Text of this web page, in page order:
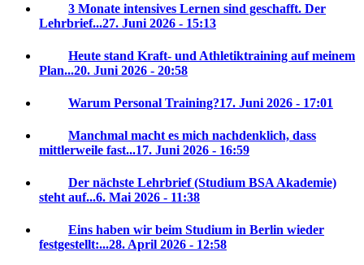
3 Monate intensives Lernen sind geschafft. Der
Lehrbrief...27. Juni 2026 - 15:13
Heute stand Kraft- und Athletiktraining auf meinem
Plan...20. Juni 2026 - 20:58
Warum Personal Training?17. Juni 2026 - 17:01
Manchmal macht es mich nachdenklich, dass
mittlerweile fast...17. Juni 2026 - 16:59
Der nächste Lehrbrief (Studium BSA Akademie)
steht auf...6. Mai 2026 - 11:38
Eins haben wir beim Studium in Berlin wieder
festgestellt:...28. April 2026 - 12:58